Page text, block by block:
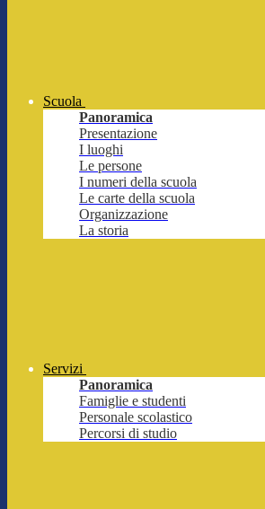
Scuola
Panoramica
Presentazione
I luoghi
Le persone
I numeri della scuola
Le carte della scuola
Organizzazione
La storia
Servizi
Panoramica
Famiglie e studenti
Personale scolastico
Percorsi di studio